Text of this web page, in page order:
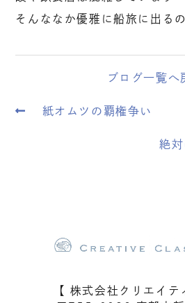
そんななか優雅に船旅に出る
ブログ一覧へ
紙オムツの覇権争い
絶
【 株式会社クリエイテ